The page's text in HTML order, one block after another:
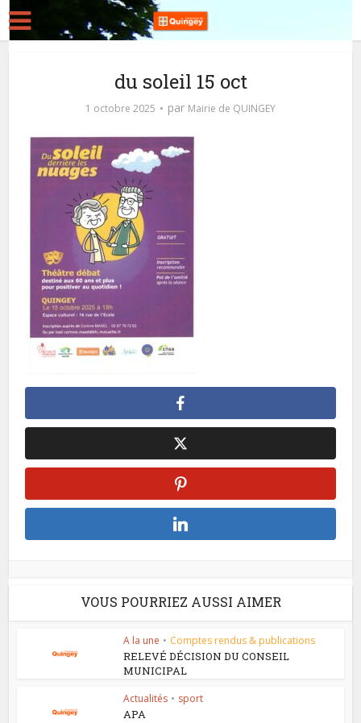
du soleil 15 oct
1 octobre 2025 par Mairie de QUINGEY
VOUS POURRIEZ AUSSI AIMER
A la une • Comptes rendus & publications
RELEVÉ DÉCISION DU CONSEIL
MUNICIPAL
Actualités • sport
APA